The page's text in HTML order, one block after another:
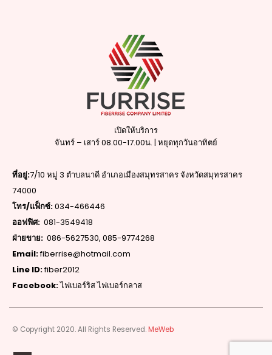
เปิดให้บริการ
จันทร์ – เสาร์ 08.00-17.00น. | หยุดทุกวันอาทิตย์
ที่อยู่:7/10 หมู่ 3 ตำบลนาดี อำเภอเมืองสมุทรสาคร จังหวัดสมุทรสาคร
74000
โทร/แฟ็กซ์:034-466446
ออฟฟิศ: 081-3549418
ฝ่ายขาย: 086-5627530, 085-9774268
Email:fiberrise@hotmail.com
Line ID:fiber2012
Facebook:ไฟเบอร์ริส ไฟเบอร์กลาส
© Copyright 2020. All Rights Reserved.MeWeb